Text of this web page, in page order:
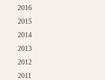
2016
2015
2014
2013
2012
2011